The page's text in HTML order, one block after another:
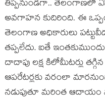
తిప్పనుండ‌గా.. తెలంగాణలో
అవ‌గాహ‌న కుదిరింది. ఈ
తెలంగాణ అధికారులు
త‌ప్ప‌లేదు. ఐతే
దాదాపు ల‌క్ష కిలోమీటర్లు
ఆప‌రేట‌ర్ల‌కు వ‌రంలా
న‌డుపుతూ మ‌రింత ఆదాయం